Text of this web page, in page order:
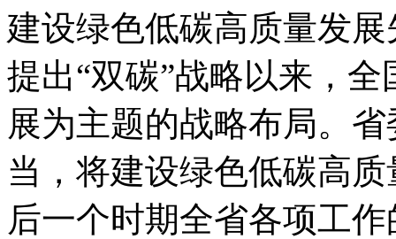
建设绿色低碳高质量发
提出“双碳”战略以来，
展为主题的战略布局。
当，将建设绿色低碳高
后一个时期全省各项工